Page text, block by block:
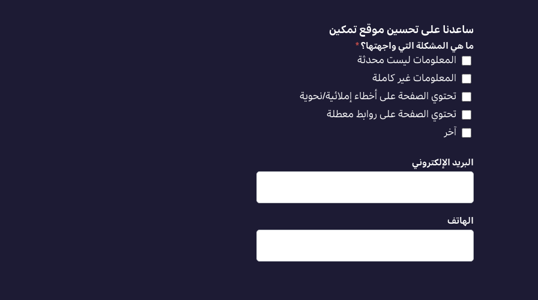
ساعدنا على تحسين موقع تمكين
ما هي المشكلة التي واجهتها؟*
المعلومات ليست محدثة
المعلومات غير كاملة
تحتوي الصفحة على أخطاء إملائية/نحوية
تحتوي الصفحة على روابط معطلة
آخر
البريد الإلكتروني
الهاتف